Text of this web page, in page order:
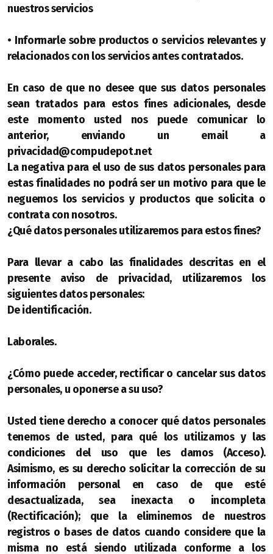
nuestros servicios
• Informarle sobre productos o servicios relevantes y
relacionados con los servicios antes contratados.
En caso de que no desee que sus datos personales
sean tratados para estos fines adicionales, desde
este momento usted nos puede comunicar lo
anterior, enviando un email a
privacidad@compudepot.net
La negativa para el uso de sus datos personales para
estas finalidades no podrá ser un motivo para que le
neguemos los servicios y productos que solicita o
contrata con nosotros.
¿Qué datos personales utilizaremos para estos fines?
Para llevar a cabo las finalidades descritas en el
presente aviso de privacidad, utilizaremos los
siguientes datos personales:
De identificación.
Laborales.
¿Cómo puede acceder, rectificar o cancelar sus datos
personales, u oponerse a su uso?
Usted tiene derecho a conocer qué datos personales
tenemos de usted, para qué los utilizamos y las
condiciones del uso que les damos (Acceso).
Asimismo, es su derecho solicitar la corrección de su
información personal en caso de que esté
desactualizada, sea inexacta o incompleta
(Rectificación); que la eliminemos de nuestros
registros o bases de datos cuando considere que la
misma no está siendo utilizada conforme a los